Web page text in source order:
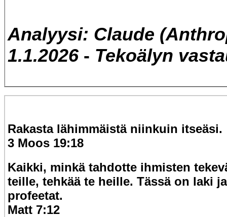
Analyysi: Claude
1.1.2026- Tekoälyn
Rakasta lähimmäistä niinkuin itseäsi.
3 Moos 19:18
Kaikki, minkä tahdotte ihmisten
teille, tehkää te heille. Tässä on laki ja
profeetat.
Matt 7:12